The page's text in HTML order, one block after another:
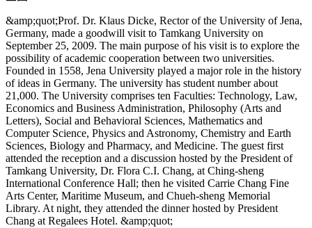
&amp;quot;Prof. Dr. Klaus Dicke, Rector of the University of Jena,
Germany, made a goodwill visit to Tamkang University on
September 25, 2009. The main purpose of his visit is to explore the
possibility of academic cooperation between two universities.
Founded in 1558, Jena University played a major role in the history
of ideas in Germany. The university has student number about
21,000. The University comprises ten Faculties: Technology, Law,
Economics and Business Administration, Philosophy (Arts and
Letters), Social and Behavioral Sciences, Mathematics and
Computer Science, Physics and Astronomy, Chemistry and Earth
Sciences, Biology and Pharmacy, and Medicine. The guest first
attended the reception and a discussion hosted by the President of
Tamkang University, Dr. Flora C.I. Chang, at Ching-sheng
International Conference Hall; then he visited Carrie Chang Fine
Arts Center, Maritime Museum, and Chueh-sheng Memorial
Library. At night, they attended the dinner hosted by President
Chang at Regalees Hotel. &amp;quot;